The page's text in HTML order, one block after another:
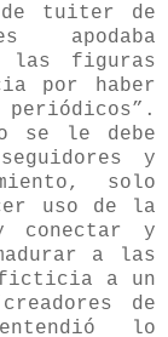
de tuiter de
apodaba
las figuras
por haber
se le debe
y
solo
uso de la
conectar y
a las
ficticia a un
de
lo